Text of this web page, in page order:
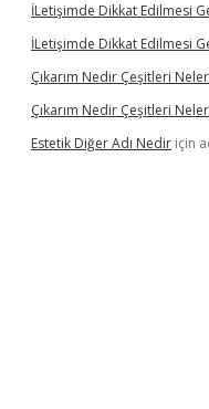
İLetişimde Dikkat Edilmesi
İLetişimde Dikkat Edilmesi
Çıkarım Nedir Çeşitleri
Çıkarım Nedir Çeşitleri
Estetik Diğer Adı Nedir için